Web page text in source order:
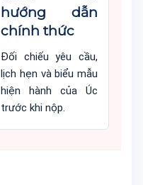
hướng dẫn
chính thức
Đối chiếu yêu cầu,
lịch hẹn và biểu mẫu
hiện hành của Úc
trước khi nộp.